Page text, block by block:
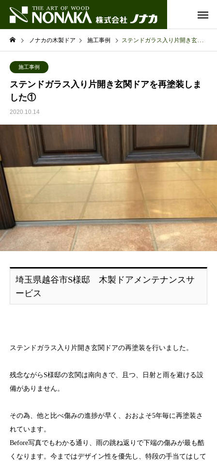
ノナカの木製ドア 施工事例 ステンドガラス入り片開き玄関ドアを再塗装しました①
施工事例
ステンドガラス入り片開き玄関ドアを再塗装しま
した①
2020.10.14
埼玉県越谷市S様邸 木製ドアメンテナンスサ
ービス
ステンドガラス入り片開き玄関ドアの再塗装を行いました。
残念ながらS様邸の玄関は南向きで、且つ、日射と雨を避ける設
備がありません。
その為、他と比べ傷みの進捗が早く、おおよそ5年毎に再塗装さ
れています。
Before写真でもわかる通り、雨の跳ね返りで下端の傷みが最も酷
くなります。今まではデザイン性を優先し、特段の手当てはして